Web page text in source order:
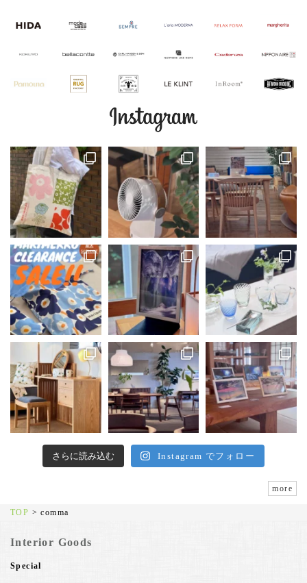
さらに読み込む Instagram でフォロー
more
TOP >comma
Interior Goods
Special